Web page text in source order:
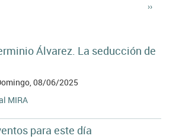
››
Álvarez. La seducción de
08/06/2025
MIRA
para este día